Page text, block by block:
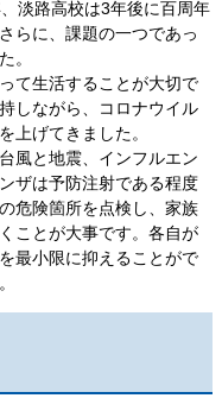
淡路高校は3年後に百周年
らに、課題の一つであっ
。
て生活することが大切で
しながら、コロナウイル
上げてきました。
風と地震、インフルエン
ザは予防注射である程度
危険箇所を点検し、家族
ことが大事です。各自が
最小限に抑えることがで